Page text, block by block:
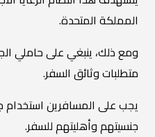
المملكة المتحدة.
ومع ذلك، ينبغي على حاملي
متطلبات وثائق السفر.
يجب على المسافرين
جنسيتهم وأهليتهم للسفر.